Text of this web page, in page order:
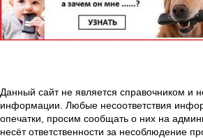
Данный сайт не является справочником и
информации. Любые несоответствия
опечатки, просим сообщать о них на
несёт ответственности за несоблюдение